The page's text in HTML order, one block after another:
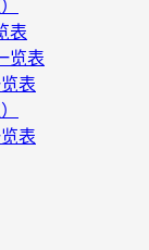
表
览表
表
表